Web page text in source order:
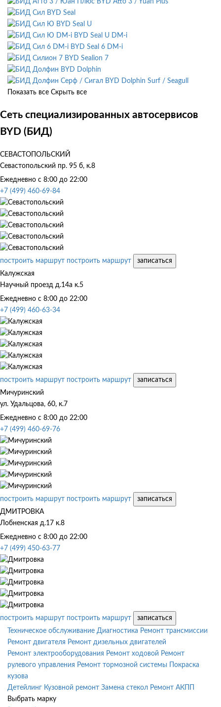
BYD Atto 3 / Yuan Plus
BYD Seal
BYD Seal U
BYD Seal U DM-i
BYD Seal 6 DM-i
BYD Sealion 7
BYD Dolphin
BYD Dolphin Surf / Seagull
Показать все Скрыть все
Сеть специализированных автосервисов
BYD (БИД)
СЕВАСТОПОЛЬСКИЙ
Севастопольский пр. 95 б, к.8
Ежедневно с 8:00 до 22:00
+7 (499) 460-69-84
построить маршрут построить маршрут
записаться
Калужская
Научный проезд д.14а к.5
Ежедневно с 8:00 до 22:00
+7 (499) 460-63-34
построить маршрут построить маршрут
записаться
Мичуринский
ул. Удальцова, 60, к.7
Ежедневно с 8:00 до 22:00
+7 (499) 460-69-76
построить маршрут построить маршрут
записаться
ДМИТРОВКА
Лобненская д.17 к.8
Ежедневно с 8:00 до 22:00
+7 (499) 450-63-77
построить маршрут построить маршрут
записаться
Техническое обслуживание Диагностика Ремонт трансмиссии
Ремонт двигателя Ремонт дизельных двигателей
Ремонт электрооборудования Ремонт ходовой Ремонт
рулевого управления Ремонт тормозной системы
Покраска
кузова
Детейлинг Кузовной ремонт Замена стекол Ремонт АКПП
Выбрать марку